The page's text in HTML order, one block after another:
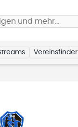
und mehr…
Vereinsfinder